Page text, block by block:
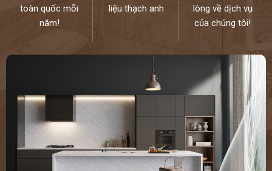
toàn quốc mỗi
năm!
liệu thạch anh
lòng về dịch vụ
của chúng tôi!